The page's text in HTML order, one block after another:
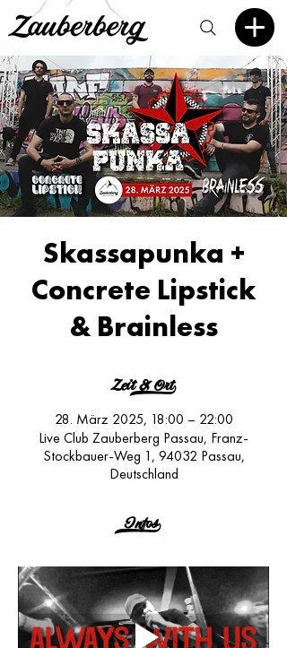
Skassapunka +
Concrete Lipstick
& Brainless
Zeit & Ort>
28. März 2025, 18:00 – 22:00
Live Club Zauberberg Passau, Franz-
Stockbauer-Weg 1, 94032 Passau,
Deutschland
Infos>